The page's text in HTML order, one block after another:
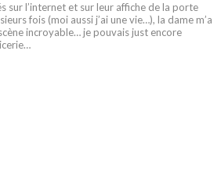
sur l’internet et sur leur affiche de la porte
fois (moi aussi j’ai une vie…), la dame m’a
incroyable… je pouvais just encore